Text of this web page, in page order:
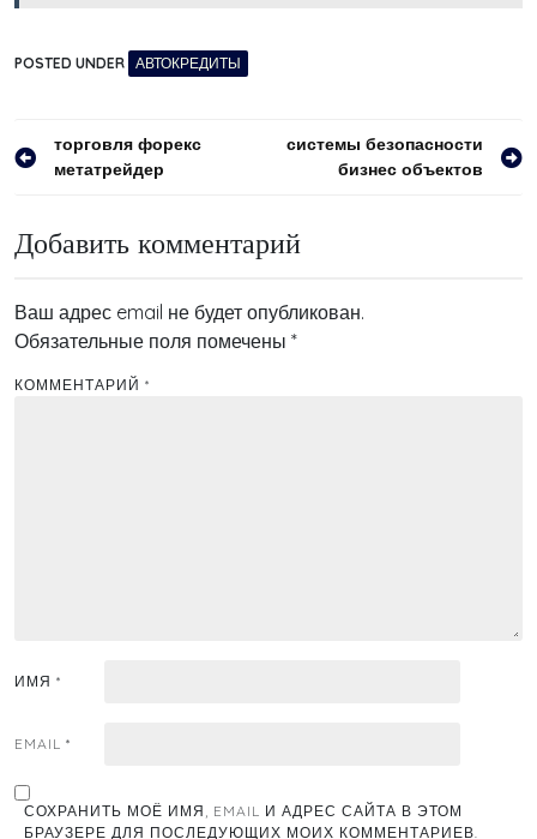
POSTED UNDER АВТОКРЕДИТЫ
Навигация
торговля форекс
метатрейдер
системы безопасности
бизнес объектов
Добавить комментарий
Ваш адрес email не будет опубликован.
Обязательные поля помечены *
КОММЕНТАРИЙ *
ИМЯ *
EMAIL *
СОХРАНИТЬ МОЁ ИМЯ, EMAIL И АДРЕС САЙТА В ЭТОМ
БРАУЗЕРЕ ДЛЯ ПОСЛЕДУЮЩИХ МОИХ КОММЕНТАРИЕВ.